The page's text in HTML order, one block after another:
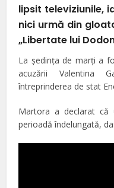
lipsit televiziunile,
nici urmă din
„Libertate lui
La şedinţa de marţi a
acuzării Valentina
întreprinderea de stat
Martora a declarat
perioadă îndelungată,